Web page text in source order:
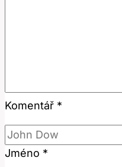
Komentář *
Jméno *